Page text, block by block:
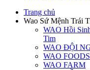
Trang chủ
Wao Sứ Mệnh Trái
WAO Hồi
Tim
WAO ĐỘI
WAO FOODS
WAO FARM